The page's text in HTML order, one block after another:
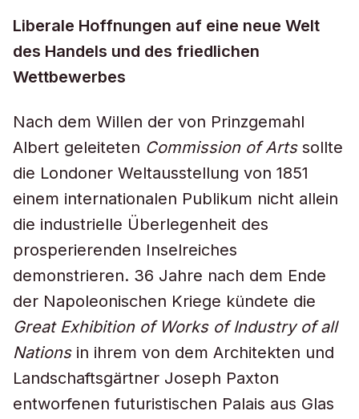
Liberale Hoffnungen auf eine neue Welt
des Handels und des friedlichen
Wettbewerbes
Nach dem Willen der von Prinzgemahl
Albert geleiteten Commission of Arts sollte
die Londoner Weltausstellung von 1851
einem internationalen Publikum nicht allein
die industrielle Überlegenheit des
prosperierenden Inselreiches
demonstrieren. 36 Jahre nach dem Ende
der Napoleonischen Kriege kündete die
Great Exhibition of Works of Industry of all
Nations in ihrem von dem Architekten und
Landschaftsgärtner Joseph Paxton
entworfenen futuristischen Palais aus Glas